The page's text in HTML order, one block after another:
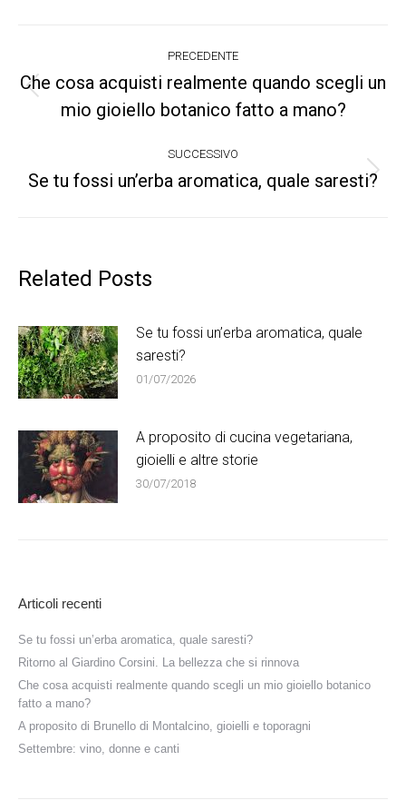
tra
post
PRECEDENTE
precedente:
Che cosa acquisti realmente quando scegli un
mio gioiello botanico fatto a mano?
SUCCESSIVO
Prossimo
Se tu fossi un’erba aromatica, quale saresti?
Related Posts
Se tu fossi un’erba aromatica, quale
saresti?
01/07/2026
A proposito di cucina vegetariana,
gioielli e altre storie
30/07/2018
Articoli recenti
Se tu fossi un’erba aromatica, quale saresti?
Ritorno al Giardino Corsini. La bellezza che si rinnova
Che cosa acquisti realmente quando scegli un mio gioiello botanico
fatto a mano?
A proposito di Brunello di Montalcino, gioielli e toporagni
Settembre: vino, donne e canti